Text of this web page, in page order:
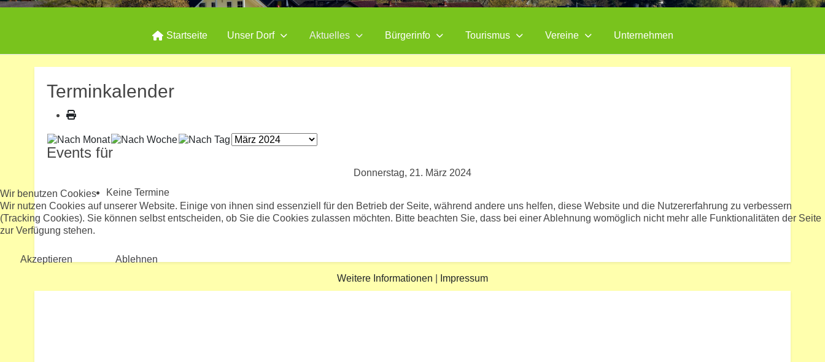
Startseite Unser Dorf Aktuelles Bürgerinfo Tourismus Vereine Unternehmen
Terminkalender
Events für
Donnerstag, 21. März 2024
Keine Termine
Wir benutzen Cookies
Wir nutzen Cookies auf unserer Website. Einige von ihnen sind essenziell für den Betrieb der Seite, während andere uns helfen, diese Website und die Nutzererfahrung zu verbessern
(Tracking Cookies). Sie können selbst entscheiden, ob Sie die Cookies zulassen möchten. Bitte beachten Sie, dass bei einer Ablehnung womöglich nicht mehr alle Funktionalitäten der Seite
zur Verfügung stehen.
Akzeptieren
Ablehnen
Weitere Informationen
Impressum